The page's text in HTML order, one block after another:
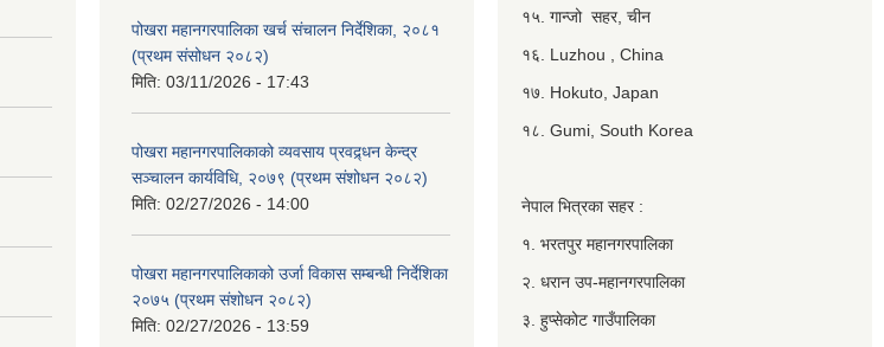
पोखरा महानगरपालिका खर्च संचालन निर्देशिका, २०८१
(प्रथम संसोधन २०८२)
मिति: 03/11/2026 - 17:43
पोखरा महानगरपालिकाको व्यवसाय प्रवद्र्धन केन्द्र
सञ्चालन कार्यविधि, २०७९ (प्रथम संशोधन २०८२)
मिति: 02/27/2026 - 14:00
पोखरा महानगरपालिकाको उर्जा विकास सम्बन्धी निर्देशिका
२०७५ (प्रथम संशोधन २०८२)
मिति: 02/27/2026 - 13:59
१५. गान्जो सहर, चीन
१६. Luzhou , China
१७. Hokuto, Japan
१८. Gumi, South Korea
नेपाल भित्रका सहर :
१. भरतपुर महानगरपालिका
२. धरान उप-महानगरपालिका
३. हुप्सेकोट गाउँपालिका